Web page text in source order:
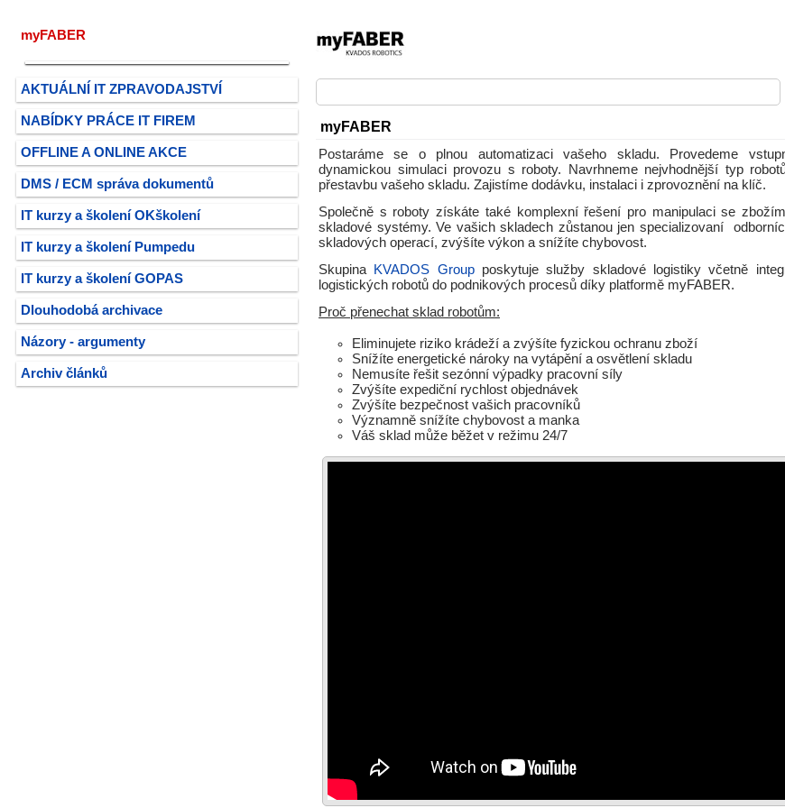
myFABER
AKTUÁLNÍ IT ZPRAVODAJSTVÍ
NABÍDKY PRÁCE IT FIREM
OFFLINE A ONLINE AKCE
DMS / ECM správa dokumentů
IT kurzy a školení OKškolení
IT kurzy a školení Pumpedu
IT kurzy a školení GOPAS
Dlouhodobá archivace
Názory - argumenty
Archiv článků
myFABER
Postaráme se o plnou automatizaci vašeho skladu. Provedeme
dynamickou simulaci provozu s roboty. Navrhneme nejvhodnější typ
přestavbu vašeho skladu. Zajistíme dodávku, instalaci i zprovoznění na klíč.
Společně s roboty získáte také komplexní řešení pro manipulaci se
skladové systémy. Ve vašich skladech zůstanou jen specializovaní
skladových operací, zvýšíte výkon a snížíte chybovost.
Skupina
KVADOS Groupposkytuje služby skladové logistiky včetně
logistických robotů do podnikových procesů díky platformě myFABER.
Proč přenechat sklad robotům:
Eliminujete riziko krádeží a zvýšíte fyzickou ochranu zboží
Snížíte energetické nároky na vytápění a osvětlení skladu
Nemusíte řešit sezónní výpadky pracovní síly
Zvýšíte expediční rychlost objednávek
Zvýšíte bezpečnost vašich pracovníků
Významně snížíte chybovost a manka
Váš sklad může běžet v režimu 24/7